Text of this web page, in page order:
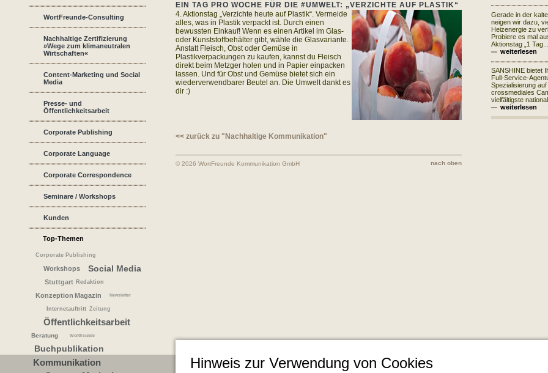
WortFreunde-Consulting
Nachhaltige Zertifizierung
»Wege zum klimaneutralen
Wirtschaften«
Content-Marketing und Social
Media
Presse- und
Öffentlichkeitsarbeit
Corporate Publishing
Corporate Language
Corporate Correspondence
Seminare / Workshops
Kunden
Top-Themen
Corporate Publishing
Workshops Social Media
Stuttgart Redaktion
Konzeption Magazin Newsletter
Internetauftritt Zeitung
Öffentlichkeitsarbeit
Beratung Wortfreunde
Buchpublikation
Kommunikation
EIN TAG PRO WOCHE FÜR DIE #UMWELT: „VERZICHTE AUF PLASTIK“
4. Aktionstag „Verzichte heute auf Plastik“. Vermeide
alles, was in Plastik verpackt ist. Durch einen
bewussten Einkauf! Wenn es einen Artikel im Glas-
oder Kunststoffbehälter gibt, wähle die Glasvariante.
Anstatt Fleisch, Obst oder Gemüse in
Plastikverpackungen zu kaufen, kannst du Fleisch
direkt beim Metzger holen und in Papier einpacken
lassen. Und für Obst und Gemüse bietet sich ein
wiederverwendbarer Beutel an. Die Umwelt dankt es
dir :)
<< zurück zu "Nachhaltige Kommunikation"
nach oben
© 2026 WortFreunde Kommunikation GmbH
Gerade in der
neigen wir dazu,
Heizenergie zu
Probiere es mal
Aktionstag „1 Tag...
weiterlesen
SANSHINE bietet
Full-Service-
Spezialisierung auf
crossmediales
vielfältigste
weiterlesen
Hinweis zur Verwendung von Cookies